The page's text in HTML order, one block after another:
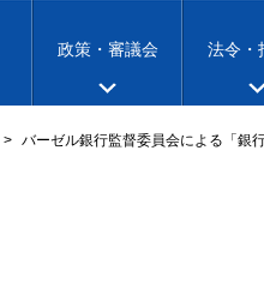
政策・審議会 法令・
バーゼル銀行監督委員会による「銀